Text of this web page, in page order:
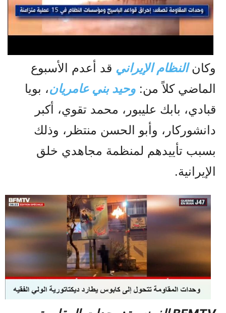
وكانالنظام الإيراني قد أعدم الأسبوع
الماضي كلاً من: وحيد بني عامريان، بويا
قبادي، بابك عليبور، محمد تقوي، أكبر
دانشوركار، وأبو الحسن منتظر، وذلك
بسبب تأييدهم لمنظمة مجاهدي خلق
الإيرانية.